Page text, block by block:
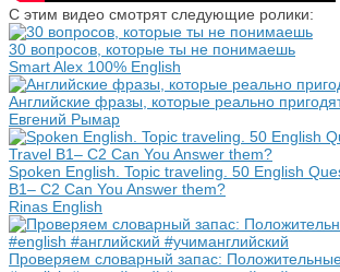
С этим видео смотрят следующие ролики:
30 вопросов, которые ты не понимаешь
Smart Alex 100% English
Английские фразы, которые реально
Евгений Рымар
Spoken English. Topic traveling. 50 English
B1– C2 Can You Answer them?
Rinas English
Проверяем словарный запас: Положительные